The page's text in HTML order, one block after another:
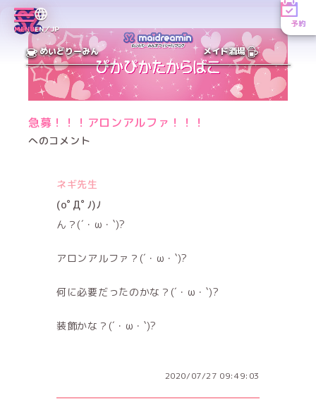
MENUEN／JP
予約
めいどりーみん メイド酒場
急募！！！アロンアルファ！！！
へのコメント
ネギ先生
(oﾟДﾟﾉ)ﾉ
ん？(´・ω・`)?
アロンアルファ？(´・ω・`)?
何に必要だったのかな？(´・ω・`)?
装飾かな？(´・ω・`)?
2020/07/27 09:49:03